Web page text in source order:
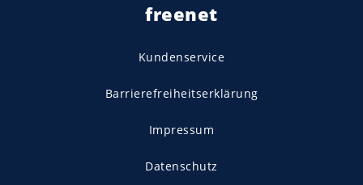
freenet
Kundenservice
Barrierefreiheitserklärung
Impressum
Datenschutz